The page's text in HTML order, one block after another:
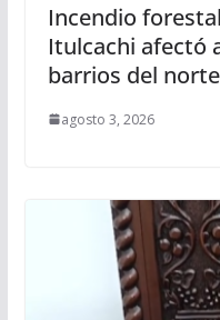
Incendio
Itulcachi afectó
barrios del
agosto 3, 2026